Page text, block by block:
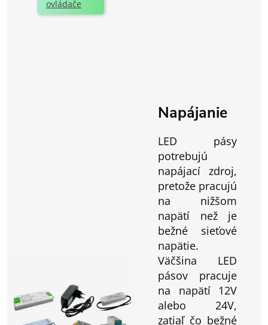
ovládače
Napájanie
LED pásy
potrebujú
napájací zdroj,
pretože pracujú
na nižšom
napätí než je
bežné sieťové
napätie.
Väčšina LED
pásov pracuje
na napätí 12V
alebo 24V,
zatiaľ čo bežné